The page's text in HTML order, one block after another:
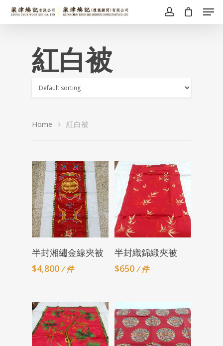
紅白被
Home 紅白被
Add To Cart
半封湘繡金線夾被
$4,800 / 件
Add To Cart
半封織錦緞夾被
$650 / 件